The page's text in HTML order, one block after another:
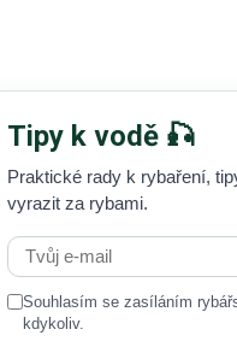
Tipy k vodě 🎣
Praktické rady k rybaření,
vyrazit za rybami.
Souhlasím se zasíláním
kdykoliv.